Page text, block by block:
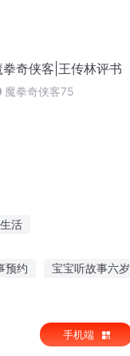
拳奇侠客|王传林评书
魔拳奇侠客75
活
预约 宝宝听故事六岁
手机端